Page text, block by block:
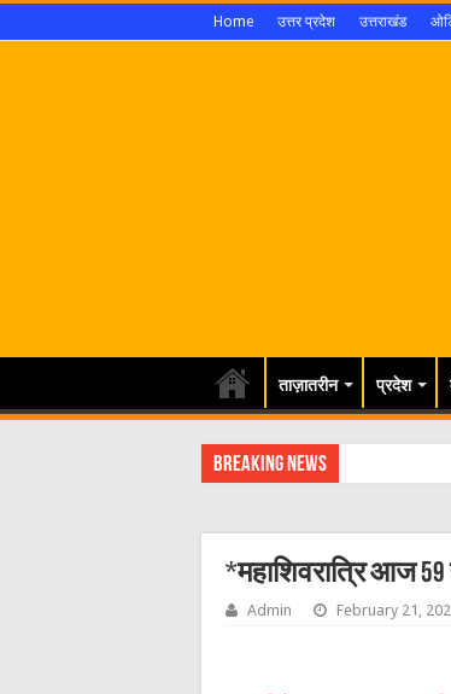
Home उत्तर प्रदेश उत्तराखंड
ताज़ातरीन प्रदेश
Breaking News
*महाशिवरात्रि आज
Admin February 21,